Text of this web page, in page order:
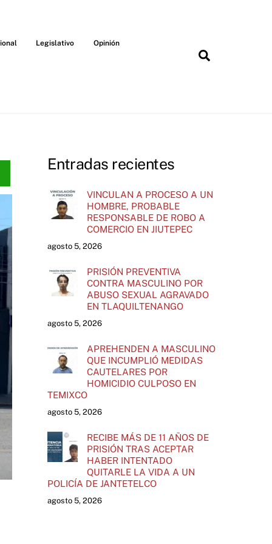
Legislativo Opinión
Entradas recientes
VINCULAN A PROCESO A UN
HOMBRE, PROBABLE
RESPONSABLE DE ROBO A
COMERCIO EN JIUTEPEC
agosto 5, 2026
PRISIÓN PREVENTIVA
CONTRA MASCULINO POR
ABUSO SEXUAL AGRAVADO
EN TLAQUILTENANGO
agosto 5, 2026
APREHENDEN A MASCULINO
QUE INCUMPLIÓ MEDIDAS
CAUTELARES POR
HOMICIDIO CULPOSO EN
TEMIXCO
agosto 5, 2026
RECIBE MÁS DE 11 AÑOS DE
PRISIÓN TRAS ACEPTAR
HABER INTENTADO
QUITARLE LA VIDA A UN
POLICÍA DE JANTETELCO
agosto 5, 2026